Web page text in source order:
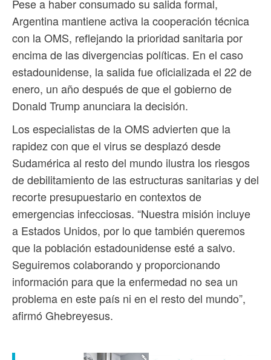
Pese a haber consumado su salida formal,
Argentina mantiene activa la cooperación técnica
con la OMS, reflejando la prioridad sanitaria por
encima de las divergencias políticas. En el caso
estadounidense, la salida fue oficializada el 22 de
enero, un año después de que el gobierno de
Donald Trump anunciara la decisión.
Los especialistas de la OMS advierten que la
rapidez con que el virus se desplazó desde
Sudamérica al resto del mundo ilustra los riesgos
de debilitamiento de las estructuras sanitarias y del
recorte presupuestario en contextos de
emergencias infecciosas. “Nuestra misión incluye
a Estados Unidos, por lo que también queremos
que la población estadounidense esté a salvo.
Seguiremos colaborando y proporcionando
información para que la enfermedad no sea un
problema en este país ni en el resto del mundo”,
afirmó Ghebreyesus.